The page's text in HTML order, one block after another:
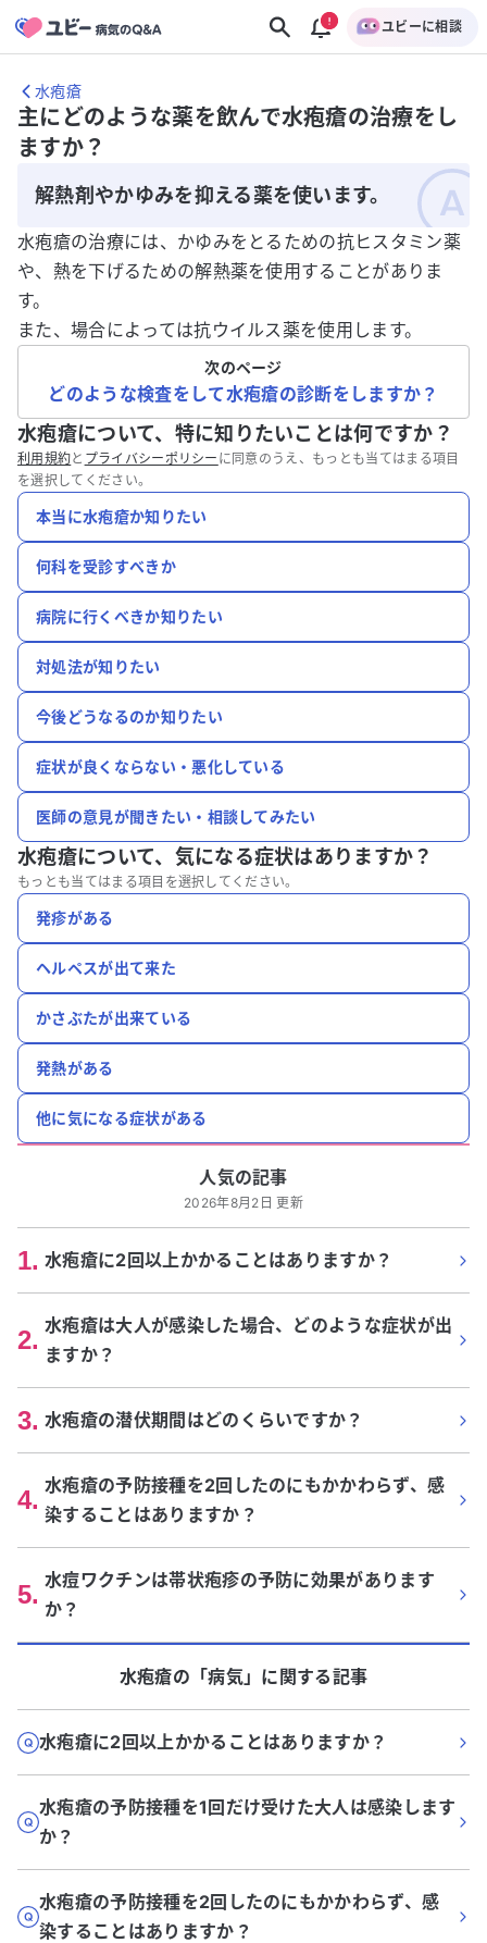
ユビーに相談
水疱瘡
主にどのような薬を飲んで水疱瘡の治療をし
ますか？
解熱剤やかゆみを抑える薬を使います。
水疱瘡の治療には、かゆみをとるための抗ヒスタミン薬
や、熱を下げるための解熱薬を使用することがありま
す。
また、場合によっては抗ウイルス薬を使用します。
次のページ
どのような検査をして水疱瘡の診断をしますか？
水疱瘡について、特に知りたいことは何ですか？
利用規約と プライバシーポリシー に同意のうえ、もっとも当てはまる項目
を選択してください。
本当に水疱瘡か知りたい
何科を受診すべきか
病院に行くべきか知りたい
対処法が知りたい
今後どうなるのか知りたい
症状が良くならない・悪化している
医師の意見が聞きたい・相談してみたい
水疱瘡について、 気になる症状はありますか？
もっとも当てはまる項目を選択してください。
発疹がある
ヘルペスが出て来た
かさぶたが出来ている
発熱がある
他に気になる症状がある
人気の記事
2026年8月2日 更新
1. 水疱瘡に2回以上かかることはありますか？
2. 水疱瘡は大人が感染した場合、どのような症状が出
ますか？
3. 水疱瘡の潜伏期間はどのくらいですか？
4. 水疱瘡の予防接種を2回したのにもかかわらず、感
染することはありますか？
5. 水痘ワクチンは帯状疱疹の予防に効果があります
か？
水疱瘡の「病気」に関する記事
水疱瘡に2回以上かかることはありますか？
水疱瘡の予防接種を1回だけ受けた大人は感染します
か？
水疱瘡の予防接種を2回したのにもかかわらず、感
染することはありますか？